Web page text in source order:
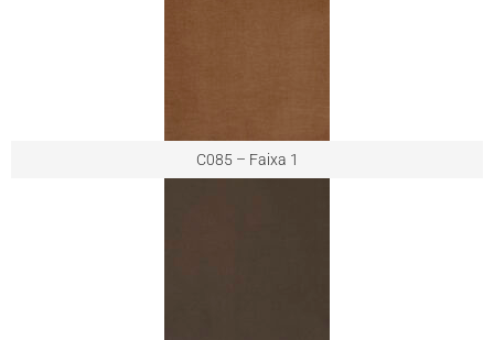
C085 – Faixa 1